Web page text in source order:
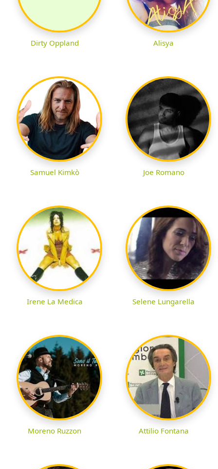
Dirty Oppland Alisya
Samuel Kimkò Joe Romano
Irene La Medica Selene Lungarella
Moreno Ruzzon Attilio Fontana